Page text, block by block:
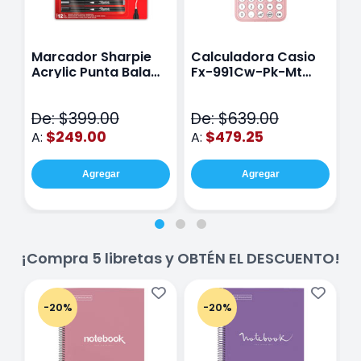
Marcador Sharpie
Acrylic Punta Bala
De: $399.00
A: $249.00
Agregar
Calculadora Casio
Fx-991Cw-Pk-Mt
De: $639.00
A: $479.25
Agregar
¡Compra 5 libretas y OBTÉN EL DESCUENTO!
-20% -20%